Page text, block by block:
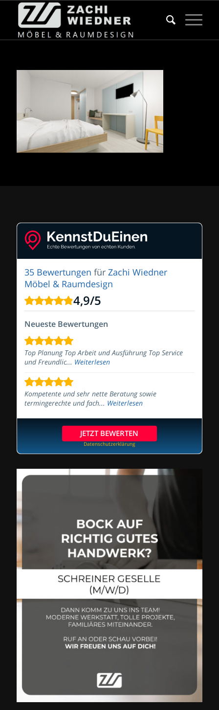
35 Bewertungen für Zachi Wiedner
Möbel & Raumdesign
4,9/5
Neueste Bewertungen
Top Planung Top Arbeit und Ausführung Top Service
und Freundlic... Weiterlesen
Kompetente und sehr nette Beratung sowie
termingerechte und fach... Weiterlesen
JETZT BEWERTEN
Datenschutzerklärung